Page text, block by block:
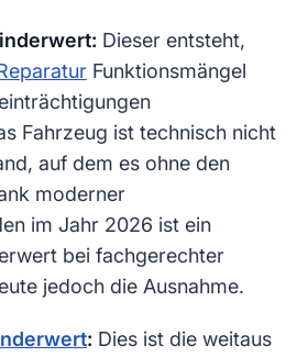
Dieser entsteht,
Funktionsmängel
Fahrzeug ist technisch nicht
auf dem es ohne den
moderner
im Jahr 2026 ist ein
bei fachgerechter
jedoch die Ausnahme.
: Dies ist die weitaus